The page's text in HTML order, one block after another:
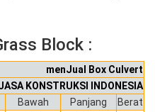
Block :
menJual Box Culvert
KONSTRUKSI INDONESIA
Bawah Panjang
Berat